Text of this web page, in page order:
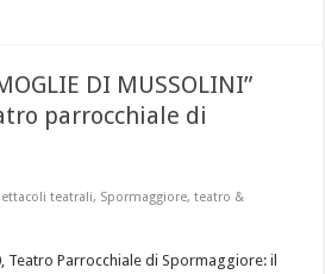
DI MUSSOLINI”
parrocchiale di
teatrali, Spormaggiore,teatro &
Teatro Parrocchiale di Spormaggiore: il